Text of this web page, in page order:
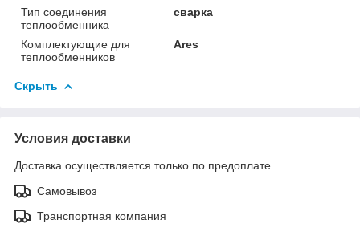
Тип соединения
теплообменника
сварка
Комплектующие для
теплообменников
Ares
Скрыть
Условия доставки
Доставка осуществляется только по предоплате.
Самовывоз
Транспортная компания